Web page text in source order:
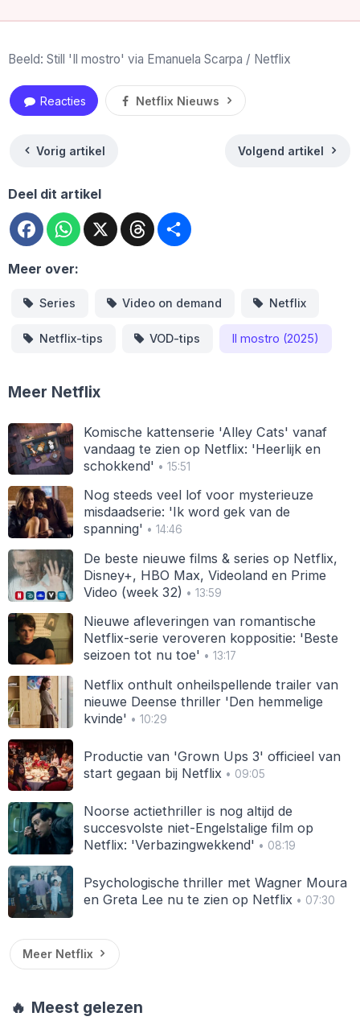
Beeld: Still 'Il mostro' via Emanuela Scarpa / Netflix
Reacties Netflix Nieuws
Vorig artikel Volgend artikel
Deel dit artikel
FacebookWhatsApp
X Threads
Meer over:
Series Video on demand Netflix
Netflix-tips VOD-tips Il mostro (2025)
Meer Netflix
Komische kattenserie 'Alley Cats' vanaf
vandaag te zien op Netflix: 'Heerlijk en
schokkend' • 15:51
Nog steeds veel lof voor mysterieuze
misdaadserie: 'Ik word gek van de
spanning' • 14:46
De beste nieuwe films & series op Netflix,
Disney+, HBO Max, Videoland en Prime
Video (week 32) • 13:59
Nieuwe afleveringen van romantische
Netflix-serie veroveren koppositie: 'Beste
seizoen tot nu toe' • 13:17
Netflix onthult onheilspellende trailer van
nieuwe Deense thriller 'Den hemmelige
kvinde' • 10:29
Productie van 'Grown Ups 3' officieel van
start gegaan bij Netflix • 09:05
Noorse actiethriller is nog altijd de
succesvolste niet-Engelstalige film op
Netflix: 'Verbazingwekkend' • 08:19
Psychologische thriller met Wagner Moura
en Greta Lee nu te zien op Netflix• 07:30
Meer Netflix
🔥 Meest gelezen